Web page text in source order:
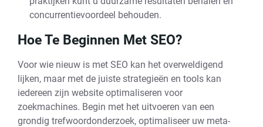
concurrentievoordeel behouden.
Hoe Te Beginnen Met SEO?
Voor wie nieuw is met SEO kan het overweldigend
lijken, maar met de juiste strategieën en tools kan
iedereen zijn website optimaliseren voor
zoekmachines. Begin met het uitvoeren van een
grondig trefwoordonderzoek, optimaliseer uw meta-